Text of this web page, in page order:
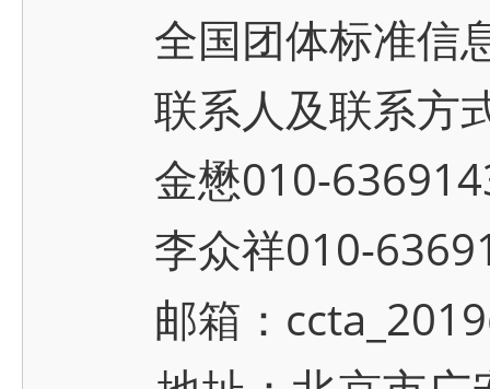
全国团体标准信
联系人及联系方
金懋010-
李众祥010-
邮箱：